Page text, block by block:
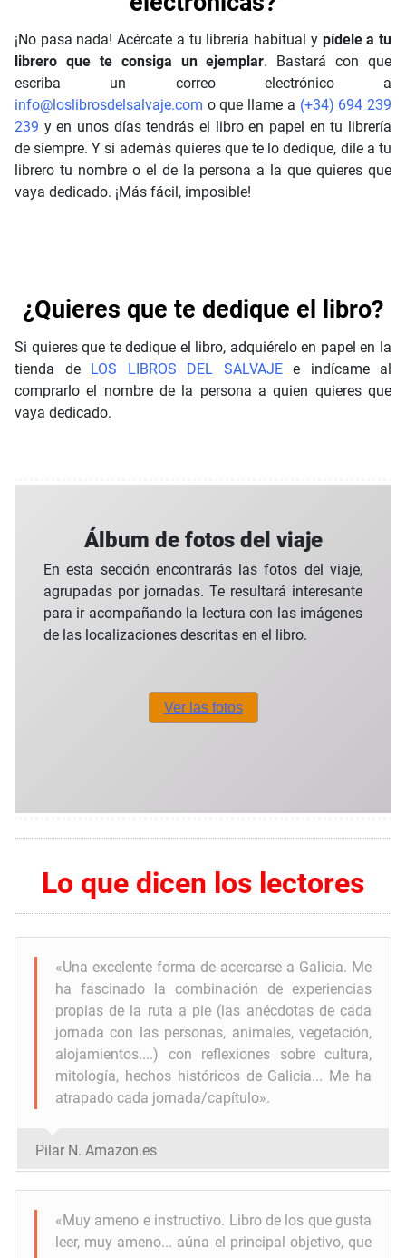
¡No pasa nada! Acércate a tu librería habitual y pídele a tu
librero que te consiga un ejemplar. Bastará con que
escriba un correo electrónico a
info@loslibrosdelsalvaje.com o que llame a (+34) 694 239
239 y en unos días tendrás el libro en papel en tu librería
de siempre. Y si además quieres que te lo dedique, dile a tu
librero tu nombre o el de la persona a la que quieres que
vaya dedicado. ¡Más fácil, imposible!
¿Quieres que te dedique el libro?
Si quieres que te dedique el libro, adquiérelo en papel en la
tienda de LOS LIBROS DEL SALVAJEe indícame al
comprarlo el nombre de la persona a quien quieres que
vaya dedicado.
Álbum de fotos del viaje
En esta sección encontrarás las fotos del viaje,
agrupadas por jornadas. Te resultará interesante
para ir acompañando la lectura con las imágenes
de las localizaciones descritas en el libro.
Ver las fotos
Lo que dicen los lectores
«Una excelente forma de acercarse a Galicia. Me
ha fascinado la combinación de experiencias
propias de la ruta a pie (las anécdotas de cada
jornada con las personas, animales, vegetación,
alojamientos....) con reflexiones sobre cultura,
mitología, hechos históricos de Galicia... Me ha
atrapado cada jornada/capítulo».
Pilar N. Amazon.es
«Muy ameno e instructivo. Libro de los que gusta
leer, muy ameno... aúna el principal objetivo, que